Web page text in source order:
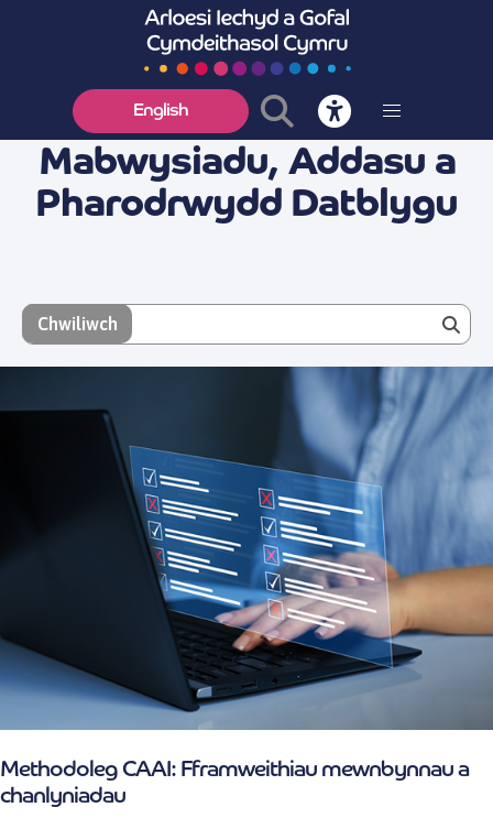
English
Mabwysiadu, Addasu a
Pharodrwydd Datblygu
Chwiliwch
Methodoleg CAAI: Fframweithiau mewnbynnau a
chanlyniadau